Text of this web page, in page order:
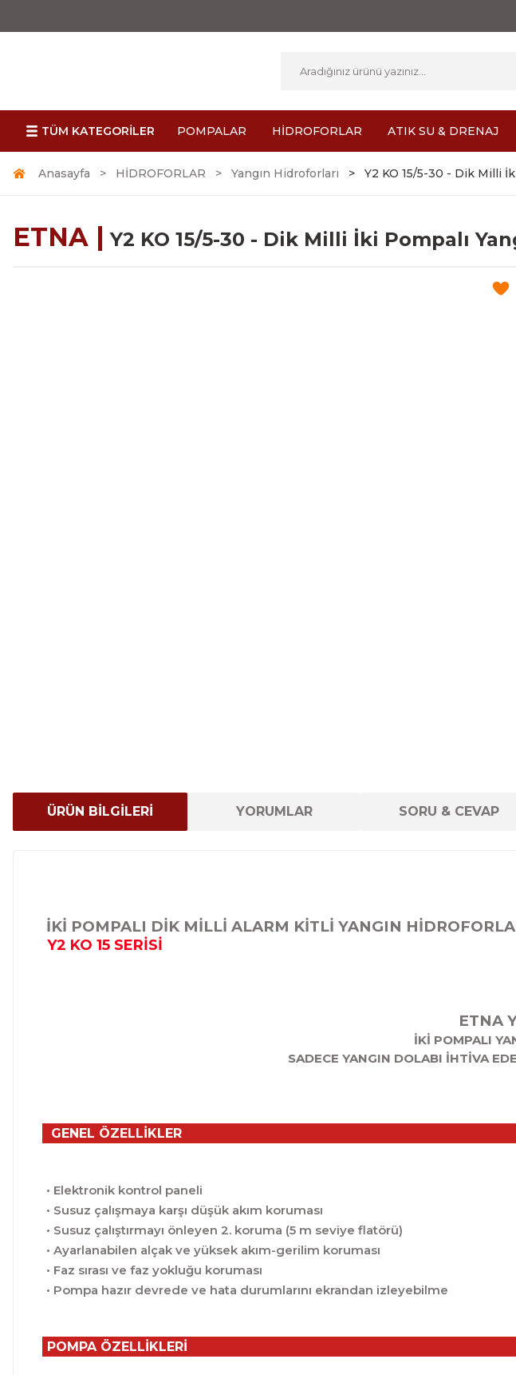
TÜM KATEGORİLER POMPALAR HİDROFORLAR ATIK SU & DRENAJ
Anasayfa HİDROFORLAR Yangın Hidroforları Y2 KO 15/5-30 - Dik Milli
ETNA | Y2 KO 15/5-30 - Dik Milli İki Pompalı
ÜRÜN BİLGİLERİ YORUMLAR SORU & CEVAP
İKİ POMPALI DİK MİLLİ ALARM KİTLİ YANGIN
Y2 KO 15 SERİSİ
ETNA
İKİ POMPALI
SADECE YANGIN DOLABI İHTİVA
GENEL ÖZELLİKLER
• Elektronik kontrol paneli
• Susuz çalışmaya karşı düşük akım koruması
• Susuz çalıştırmayı önleyen 2. koruma (5 m seviye flatörü)
• Ayarlanabilen alçak ve yüksek akım-gerilim koruması
• Faz sırası ve faz yokluğu koruması
• Pompa hazır devrede ve hata durumlarını ekrandan izleyebilme
POMPA ÖZELLİKLERİ